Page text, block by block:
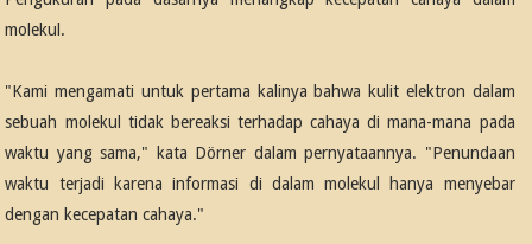
molekul.
"Kami mengamati untuk pertama kalinya bahwa kulit elektron dalam
sebuah molekul tidak bereaksi terhadap cahaya di mana-mana pada
waktu yang sama," kata Dörner dalam pernyataannya. "Penundaan
waktu terjadi karena informasi di dalam molekul hanya menyebar
dengan kecepatan cahaya."